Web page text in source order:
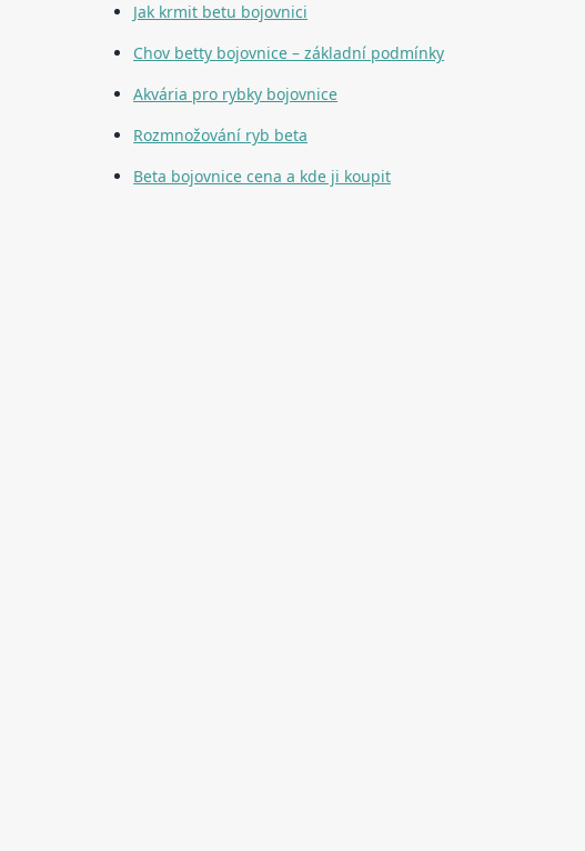
Jak krmit betu bojovnici
Chov betty bojovnice – základní podmínky
Akvária pro rybky bojovnice
Rozmnožování ryb beta
Beta bojovnice cena a kde ji koupit